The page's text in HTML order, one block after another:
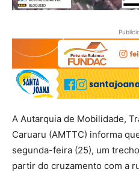
A Autarquia de Mobilidade,
Caruaru (AMTTC) informa
segunda-feira (25), um
partir do cruzamento com a